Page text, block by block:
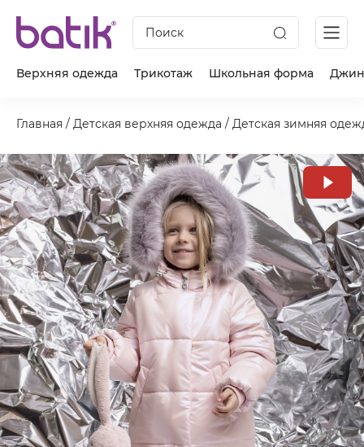
Поиск
Верхняя одежда Трикотаж Школьная форма
Главная / Детская верхняя одежда / Детская зимняя